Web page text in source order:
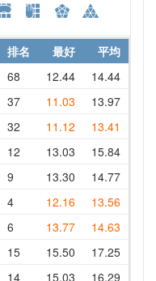
排名 最好 平均
68 12.44 14.44
37 11.03 13.97
32 11.12 13.41
12 13.03 15.84
9 13.30 14.77
4 12.16 13.56
6 13.77 14.63
15 15.50 17.25
14 15.03 16.29